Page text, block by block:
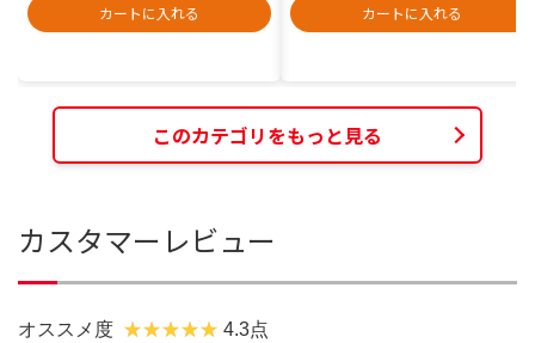
カートに入れる
カートに入れる
このカテゴリをもっと見る
カスタマーレビュー
オススメ度 4.3点